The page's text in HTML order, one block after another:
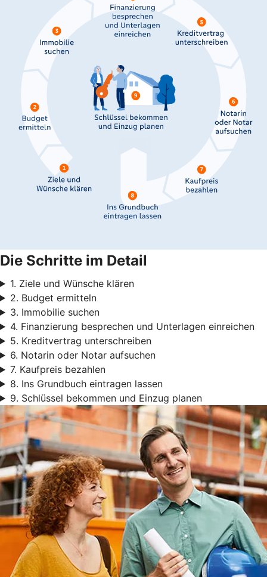
Die Schritte im Detail
1. Ziele und Wünsche klären
2. Budget ermitteln
3. Immobilie suchen
4. Finanzierung besprechen und Unterlagen einreichen
5. Kreditvertrag unterschreiben
6. Notarin oder Notar aufsuchen
7. Kaufpreis bezahlen
8. Ins Grundbuch eintragen lassen
9. Schlüssel bekommen und Einzug planen